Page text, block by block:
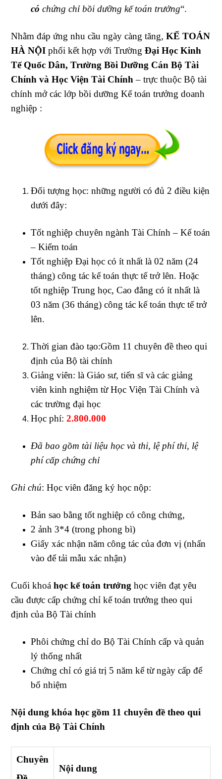
cóchứng chỉ bồi dưỡng kế toán trưởng“.
Nhằm đáp ứng nhu cầu ngày càng tăng,KẾ TOÁN
HÀ NỘI phối kết hợp với TrườngĐại Học Kinh
Tế Quốc Dân, Trường Bồi Dưỡng Cán Bộ Tài
Chính và Học Viện Tài Chính – trực thuộc Bộ tài
chính mở các lớp bồi dưỡng Kế toán trưởng doanh
nghiệp :
Đối tượng học: những người có đủ 2 điều kiện
dưới đây:
Tốt nghiệp chuyên ngành Tài Chính – Kế toán
– Kiểm toán
Tốt nghiệp Đại học có ít nhất là 02 năm (24
tháng) công tác kế toán thực tế trở lên. Hoặc
tốt nghiệp Trung học, Cao đẳng có ít nhất là
03 năm (36 tháng) công tác kế toán thực tế trở
lên.
Thời gian đào tạo:Gồm 11 chuyên đề theo qui
định của Bộ tài chính
Giảng viên: là Giáo sư, tiến sĩ và các giảng
viên kinh nghiệm từ Học Viện Tài Chính và
các trường đại học
Học phí:2.800.000
Đã bao gồm tài liệu học và thi, lệ phí thi, lệ
phí cấp chứng chỉ
Ghi chú: Học viên đăng ký học nộp:
Bản sao bằng tốt nghiệp có công chứng,
2 ảnh 3*4 (trong phong bì)
Giấy xác nhận năm công tác của đơn vị (nhấn
vào để tải mẫu xác nhận)
Cuối khoáhọc kế toán trưởng học viên đạt yêu
cầu được cấp chứng chỉ kế toán trưởng theo qui
định của Bộ Tài chính
Phôi chứng chỉ do Bộ Tài Chính cấp và quản
lý thống nhất
Chứng chỉ có giá trị 5 năm kể từ ngày cấp để
bổ nhiệm
Nội dung khóa học gồm 11 chuyên đề theo qui
định của Bộ Tài Chính
Chuyên
Nội dung